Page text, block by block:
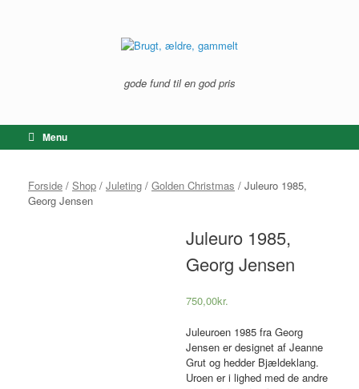
gode fund til en god pris
Menu
Forside / Shop / Juleting / Golden Christmas / Juleuro 1985,
Georg Jensen
Juleuro 1985,
Georg Jensen
750,00kr.
Juleuroen 1985 fra Georg
Jensen er designet af Jeanne
Grut og hedder Bjældeklang.
Uroen er i lighed med de andre